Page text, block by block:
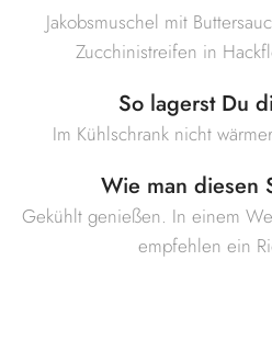
Jakobsmuschel mit
Zucchinistreifen in
So lagerst Du
Im Kühlschrank nicht
Wie man diesen
Gekühlt genießen. In einem
empfehlen ein